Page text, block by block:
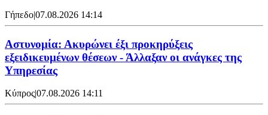
Γήπεδο|07.08.2026 14:14
Αστυνομία: Ακυρώνει έξι προκηρύξεις
εξειδικευμένων θέσεων - Άλλαξαν οι ανάγκες της
Υπηρεσίας
Κύπρος|07.08.2026 14:11